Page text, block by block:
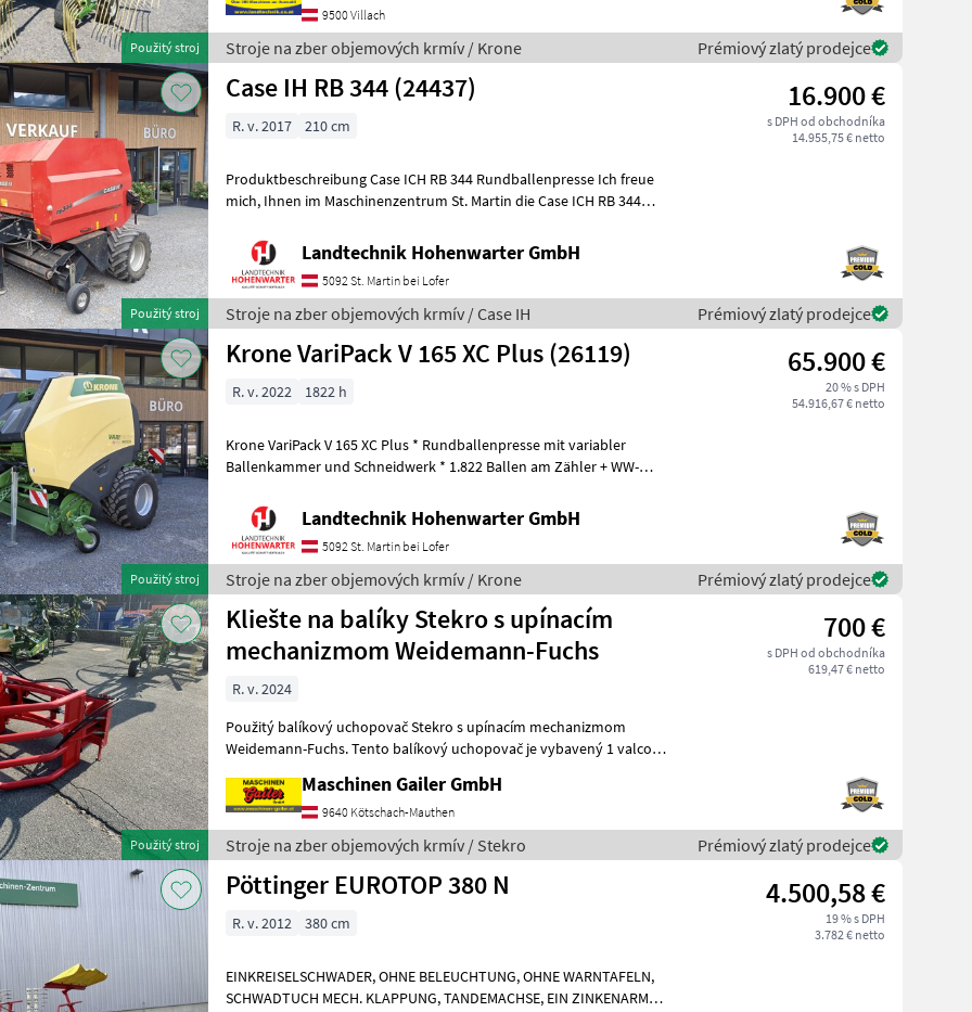
Použitý stroj
9500 Villach
Stroje na zber objemových krmív / Krone Prémiový zlatý prodejce
Použitý stroj
Case IH RB 344 (24437) 16.900 €
s DPH od obchodníka
14.955,75 € netto
R. v. 2017 210 cm
Produktbeschreibung Case ICH RB 344 Rundballenpresse Ich freue
mich, Ihnen im Maschinenzentrum St. Martin die Case ICH RB 344
Landtechnik Hohenwarter GmbH
5092 St. Martin bei Lofer
Stroje na zber objemových krmív / Case IH Prémiový zlatý prodejce
Použitý stroj
Krone VariPack V 165 XC Plus (26119) 65.900 €
20 % s DPH
54.916,67 € netto
R. v. 2022 1822 h
Krone VariPack V 165 XC Plus * Rundballenpresse mit variabler
Ballenkammer und Schneidwerk * 1.822 Ballen am Zähler + WW-
Landtechnik Hohenwarter GmbH
5092 St. Martin bei Lofer
Stroje na zber objemových krmív / Krone Prémiový zlatý prodejce
Použitý stroj
Kliešte na balíky Stekro s upínacím
mechanizmom Weidemann-Fuchs
700 €
s DPH od obchodníka
619,47 € netto
R. v. 2024
Použitý balíkový uchopovač Stekro s upínacím mechanizmom
Weidemann-Fuchs. Tento balíkový uchopovač je vybavený 1 valcom
Maschinen Gailer GmbH
9640 Kötschach-Mauthen
Stroje na zber objemových krmív / Stekro Prémiový zlatý prodejce
Pöttinger EUROTOP 380 N 4.500,58 €
19 % s DPH
3.782 € netto
R. v. 2012 380 cm
EINKREISELSCHWADER, OHNE BELEUCHTUNG, OHNE WARNTAFELN,
SCHWADTUCH MECH. KLAPPUNG, TANDEMACHSE, EIN ZINKENARM